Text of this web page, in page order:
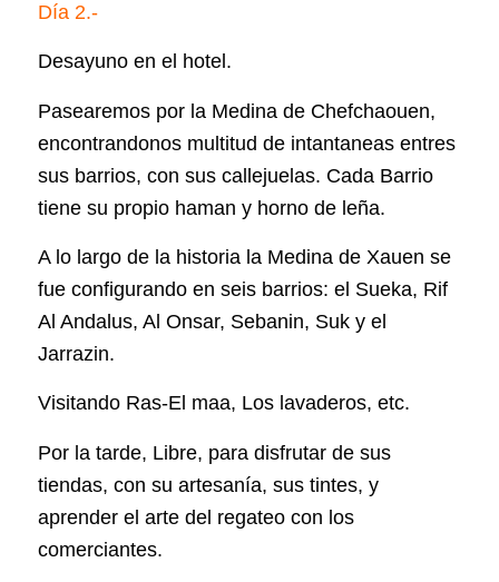
Día 2.-
Desayuno en el hotel.
Pasearemos por la Medina de Chefchaouen,
encontrandonos multitud de intantaneas entres
sus barrios, con sus callejuelas. Cada Barrio
tiene su propio haman y horno de leña.
A lo largo de la historia la Medina de Xauen se
fue configurando en seis barrios: el Sueka, Rif
Al Andalus, Al Onsar, Sebanin, Suk y el
Jarrazin.
Visitando Ras-El maa, Los lavaderos, etc.
Por la tarde, Libre, para disfrutar de sus
tiendas, con su artesanía, sus tintes, y
aprender el arte del regateo con los
comerciantes.​​